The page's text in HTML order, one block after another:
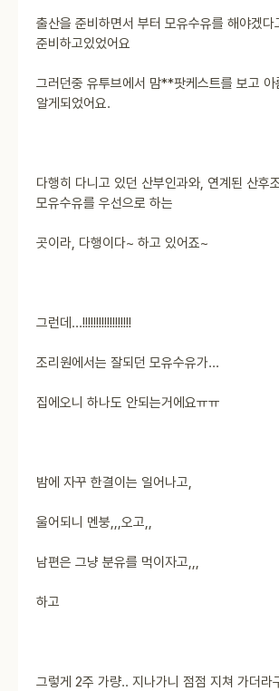
출산을 준비하면서 부터 모유수유를 해야겠다
준비하고있었어요
그러던중 유투브에서 맘**팟케스트를 보고 아
알게되었어요.
다행히 다니고 있던 산부인과와, 연계된 산후
모유수유를 우선으로 하는
곳이라, 다행이다~ 하고 있어죠~
그런데...!!!!!!!!!!!!!!!!!!
조리원에서는 잘되던 모유수유가...
집에오니 하나도 안되는거에요ㅠㅠ
밤에 자꾸 한결이는 일어나고,
울어되니 멘붕,,,오고,,
남편은 그냥 분유를 먹이자고,,,
하고
그렇게 2주 가량.. 지나가니 점점 지쳐 가더라